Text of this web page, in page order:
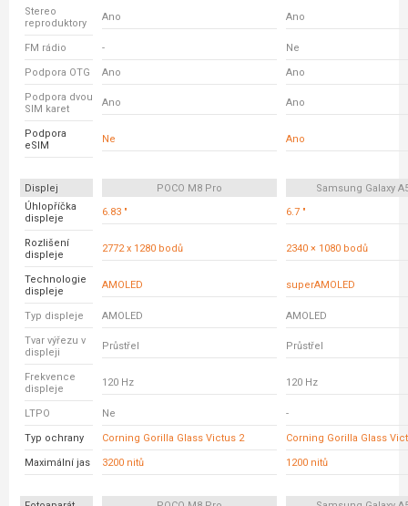
Stereo
reproduktory
Ano Ano
FM rádio - Ne
Podpora OTG Ano Ano
Podpora dvou
SIM karet
Ano Ano
Podpora
eSIM
Ne Ano
Displej POCO M8 Pro
Samsung Galaxy
Úhlopříčka
displeje
6.83 " 6.7 "
Rozlišení
displeje
2772 x 1280 bodů 2340 × 1080 bodů
Technologie
displeje
AMOLED superAMOLED
Typ displeje AMOLED AMOLED
Tvar výřezu v
displeji
Průstřel Průstřel
Frekvence
displeje
120 Hz 120 Hz
LTPO Ne -
Typ ochrany Corning Gorilla Glass Victus 2 Corning Gorilla Glass
Maximální jas 3200 nitů 1200 nitů